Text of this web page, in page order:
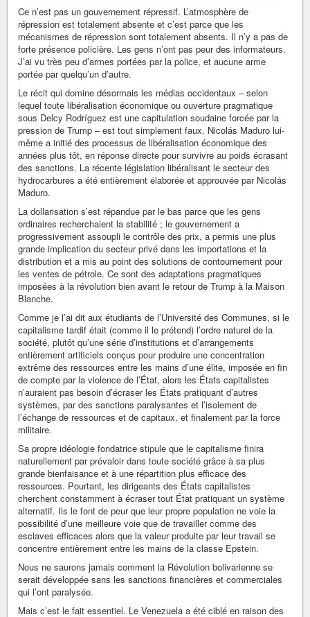
Ce n’est pas un gouvernement répressif. L’atmosphère de
répression est totalement absente et c’est parce que les
mécanismes de répression sont totalement absents. Il n’y a pas de
forte présence policière. Les gens n’ont pas peur des informateurs.
J’ai vu très peu d’armes portées par la police, et aucune arme
portée par quelqu’un d’autre.
Le récit qui domine désormais les médias occidentaux – selon
lequel toute libéralisation économique ou ouverture pragmatique
sous Delcy Rodríguez est une capitulation soudaine forcée par la
pression de Trump – est tout simplement faux. Nicolás Maduro lui-
même a initié des processus de libéralisation économique des
années plus tôt, en réponse directe pour survivre au poids écrasant
des sanctions. La récente législation libéralisant le secteur des
hydrocarbures a été entièrement élaborée et approuvée par Nicolás
Maduro.
La dollarisation s’est répandue par le bas parce que les gens
ordinaires recherchaient la stabilité ; le gouvernement a
progressivement assoupli le contrôle des prix, a permis une plus
grande implication du secteur privé dans les importations et la
distribution et a mis au point des solutions de contournement pour
les ventes de pétrole. Ce sont des adaptations pragmatiques
imposées à la révolution bien avant le retour de Trump à la Maison
Blanche.
Comme je l’ai dit aux étudiants de l’Université des Communes, si le
capitalisme tardif était (comme il le prétend) l’ordre naturel de la
société, plutôt qu’une série d’institutions et d’arrangements
entièrement artificiels conçus pour produire une concentration
extrême des ressources entre les mains d’une élite, imposée en fin
de compte par la violence de l’État, alors les États capitalistes
n’auraient pas besoin d’écraser les États pratiquant d’autres
systèmes, par des sanctions paralysantes et l’isolement de
l’échange de ressources et de capitaux, et finalement par la force
militaire.
Sa propre idéologie fondatrice stipule que le capitalisme finira
naturellement par prévaloir dans toute société grâce à sa plus
grande bienfaisance et à une répartition plus efficace des
ressources. Pourtant, les dirigeants des États capitalistes
cherchent constamment à écraser tout État pratiquant un système
alternatif. Ils le font de peur que leur propre population ne voie la
possibilité d’une meilleure voie que de travailler comme des
esclaves efficaces alors que la valeur produite par leur travail se
concentre entièrement entre les mains de la classe Epstein.
Nous ne saurons jamais comment la Révolution bolivarienne se
serait développée sans les sanctions financières et commerciales
qui l’ont paralysée.
Mais c’est le fait essentiel. Le Venezuela a été ciblé en raison des